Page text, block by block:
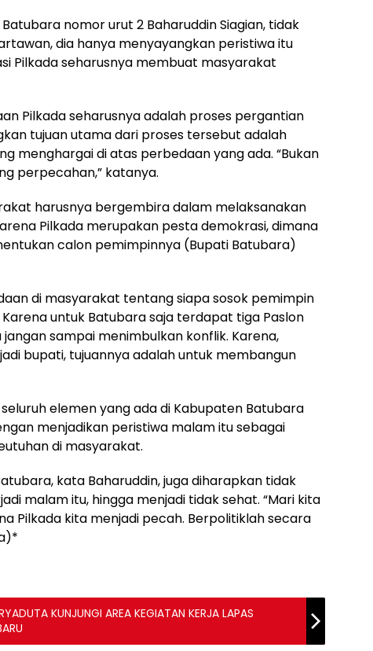
nomor urut 2 Baharuddin Siagian, tidak
dia hanya menyayangkan peristiwa itu
Pilkada seharusnya membuat masyarakat
Pilkada seharusnya adalah proses pergantian
tujuan utama dari proses tersebut adalah
menghargai di atas perbedaan yang ada. “Bukan
perpecahan,” katanya.
harusnya bergembira dalam melaksanakan
Pilkada merupakan pesta demokrasi, dimana
calon pemimpinnya (Bupati Batubara)
di masyarakat tentang siapa sosok pemimpin
untuk Batubara saja terdapat tiga Paslon
sampai menimbulkan konflik. Karena,
bupati, tujuannya adalah untuk membangun
elemen yang ada di Kabupaten Batubara
menjadikan peristiwa malam itu sebagai
di masyarakat.
kata Baharuddin, juga diharapkan tidak
malam itu, hingga menjadi tidak sehat. “Mari kita
Pilkada kita menjadi pecah. Berpolitiklah secara
KUNJUNGI AREA KEGIATAN KERJA LAPAS